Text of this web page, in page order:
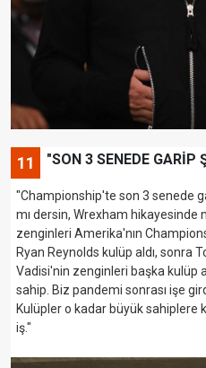
11 "SON 3 SENEDE GARİP
"Championship'te son 3 senede
mı dersin, Wrexham hikayesinde
zenginleri Amerika'nın
Ryan Reynolds kulüp aldı, sonra
Vadisi'nin zenginleri başka kulüp
sahip. Biz pandemi sonrası işe
Kulüpler o kadar büyük sahiplere
iş."